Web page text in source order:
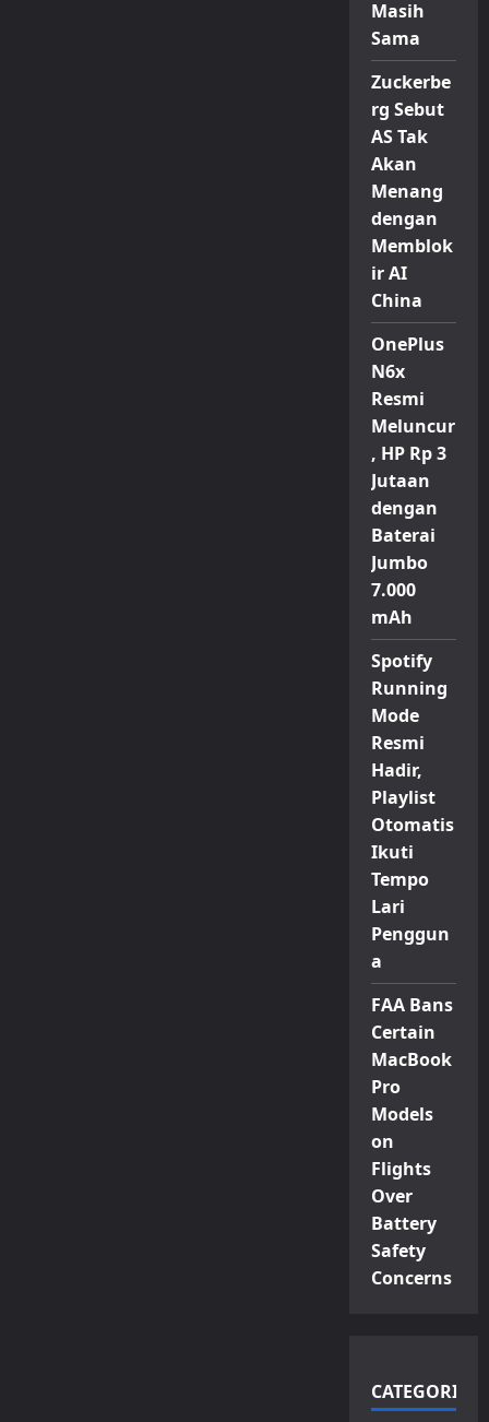
Masih
Sama
Zuckerbe
rg Sebut
AS Tak
Akan
Menang
dengan
Memblok
ir AI
China
OnePlus
N6x
Resmi
Meluncur
, HP Rp 3
Jutaan
dengan
Baterai
Jumbo
7.000
mAh
Spotify
Running
Mode
Resmi
Hadir,
Playlist
Otomatis
Ikuti
Tempo
Lari
Penggun
a
FAA Bans
Certain
MacBook
Pro
Models
on
Flights
Over
Battery
Safety
Concerns
CATEGORIES